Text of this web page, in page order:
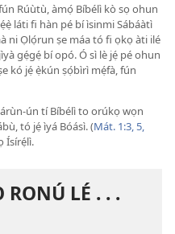
Rúùtù, àmọ́ Bíbélì kò sọ ohun
láti fi hàn pé bí ìsinmi Sábáàtì
ni Ọlọ́run ṣe máa tó fi ọkọ àti ilé
gẹ́gẹ́ bí opó. Ó sì lè jẹ́ pé ohun
kó jẹ́ ẹ̀kún ṣọ́bìrì mẹ́fà, fún
ún tí Bíbélì to orúkọ wọn
tó jẹ́ ìyá Bóásì. (Mát. 1:3, 5,
Ísírẹ́lì.
RONÚ LÉ . . .